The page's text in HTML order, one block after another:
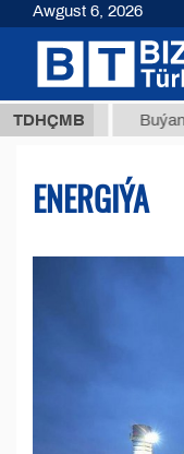
TDHÇMBBuýan köküniň
ENERGIÝA
Awgust 6, 2026